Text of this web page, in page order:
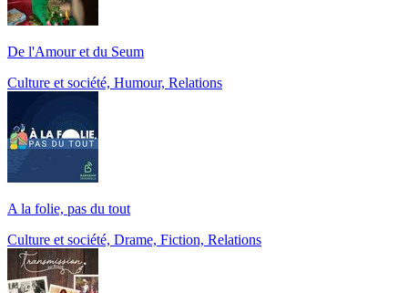
De l'Amour et du Seum
Culture et société, Humour, Relations
A la folie, pas du tout
Culture et société, Drame, Fiction, Relations